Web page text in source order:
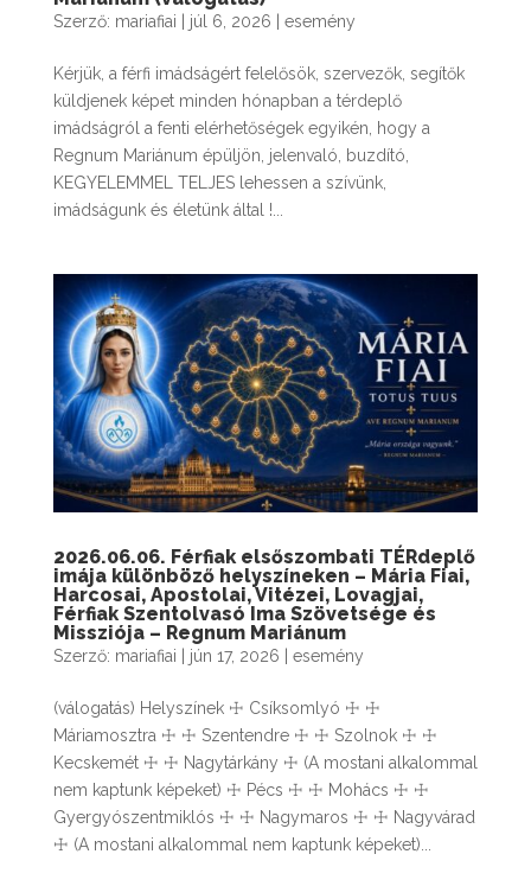
Szerző: mariafiai | júl 6, 2026 | esemény
Kérjük, a férfi imádságért felelősök, szervezők, segítők
küldjenek képet minden hónapban a térdeplő
imádságról a fenti elérhetőségek egyikén, hogy a
Regnum Mariánum épüljön, jelenvaló, buzdító,
KEGYELEMMEL TELJES lehessen a szívünk,
imádságunk és életünk által !...
2026.06.06. Férfiak elsőszombati TÉRdeplő
imája különböző helyszíneken – Mária Fiai,
Harcosai, Apostolai, Vitézei, Lovagjai,
Férfiak Szentolvasó Ima Szövetsége és
Missziója – Regnum Mariánum
Szerző: mariafiai jún 17, 2026 esemény
(válogatás) Helyszínek ☩ Csíksomlyó ☩ ☩
Máriamosztra ☩ ☩ Szentendre ☩ ☩ Szolnok ☩ ☩
Kecskemét ☩ ☩ Nagytárkány ☩ (A mostani alkalommal
nem kaptunk képeket) ☩ Pécs ☩ ☩ Mohács ☩ ☩
Gyergyószentmiklós ☩ ☩ Nagymaros ☩ ☩ Nagyvárad
☩ (A mostani alkalommal nem kaptunk képeket)...